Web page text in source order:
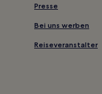
Presse
Bei uns werben
Reiseveranstalter